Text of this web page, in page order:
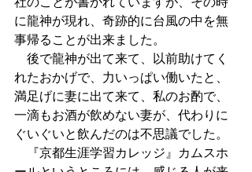
に龍神が現れ、奇跡的に台風の中を無
事帰ることが出来ました。
後で龍神が出て来て、以前助けてく
れたおかげで、力いっぱい働いたと、
満足げに妻に出て来て、私のお酌で、
一滴もお酒が飲めない妻が、代わりに
ぐいぐいと飲んだのは不思議でした。
『京都生涯学習カレッジ』カムスホ